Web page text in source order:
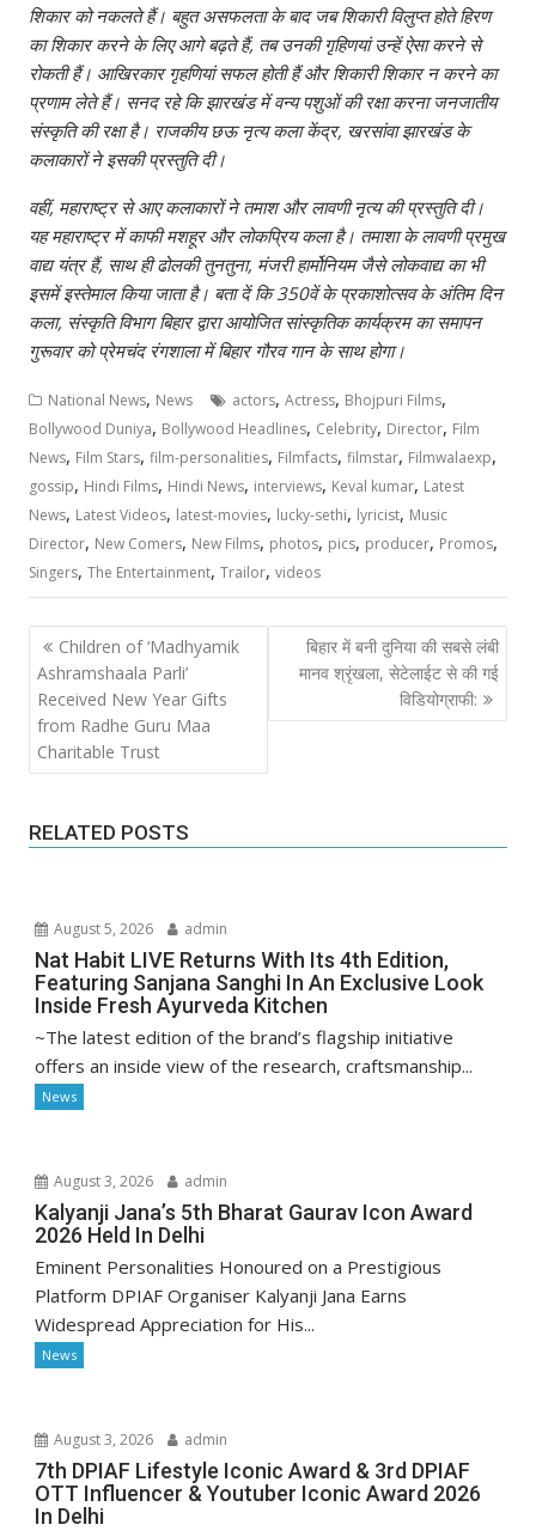
शिकार को नकलते हैं। बहुत असफलता के बाद जब शिकारी विलुप्‍त होते हिरण
का शिकार करने के लिए आगे बढ़ते हैं, तब उनकी गृहिणयां उन्‍हें ऐसा करने से
रोकती हैं। आखिरकार गृहणियां सफल होती हैं और शिकारी शिकार न करने का
प्रणाम लेते हैं। सनद रहे कि झारखंड में वन्‍य पशुओं की रक्षा करना जनजातीय
संस्‍कृति की रक्षा है। राजकीय छऊ नृत्‍य कला केंद्र, खरसांवा झारखंड के
कलाकारों ने इसकी प्रस्‍तुति दी।
वहीं, महाराष्‍ट्र से आए कलाकारों ने तमाश और लावणी नृत्‍य की प्रस्‍तुति दी।
यह महाराष्‍ट्र में काफी मशहूर और लोकप्रिय कला है। तमाशा के लावणी प्रमुख
वाद्य यंत्र हैं, साथ ही ढोलकी तुनतुना, मंजरी हार्मोनियम जैसे लोकवाद्य का भी
इसमें इस्‍तेमाल किया जाता है। बता दें कि 350वें के प्रकाशोत्‍सव के अंतिम दिन
कला, संस्‍कृति विभाग बिहार द्वारा आयोजित सांस्‍कृतिक कार्यक्रम का समापन
गुरूवार को प्रेमचंद रंगशाला में बिहार गौरव गान के साथ होगा।
National News, News actors,Actress, Bhojpuri Films,
Bollywood Duniya, Bollywood Headlines, Celebrity, Director, Film
News, Film Stars,film-personalities, Filmfacts,filmstar, Filmwalaexp,
gossip, Hindi Films, Hindi News, interviews, Keval kumar, Latest
News, Latest Videos, latest-movies, lucky-sethi, lyricist, Music
Director, New Comers, New Films, photos, pics, producer, Promos,
Singers,The Entertainment,Trailor,videos
Post
navigation
Children of ‘Madhyamik
Ashramshaala Parli’
Received New Year Gifts
from Radhe Guru Maa
Charitable Trust
बिहार में बनी दुनिया की सबसे लंबी
मानव श्रृंखला, सेटेलाईट से की गई
विडियोग्राफी:
RELATED POSTS
August 5, 2026 admin
Nat Habit LIVE Returns With Its 4th Edition,
Featuring Sanjana Sanghi In An Exclusive Look
Inside Fresh Ayurveda Kitchen
~The latest edition of the brand’s flagship initiative
offers an inside view of the research, craftsmanship...
News
August 3, 2026 admin
Kalyanji Jana’s 5th Bharat Gaurav Icon Award
2026 Held In Delhi
Eminent Personalities Honoured on a Prestigious
Platform DPIAF Organiser Kalyanji Jana Earns
Widespread Appreciation for His...
News
August 3, 2026 admin
7th DPIAF Lifestyle Iconic Award & 3rd DPIAF
OTT Influencer & Youtuber Iconic Award 2026
In Delhi